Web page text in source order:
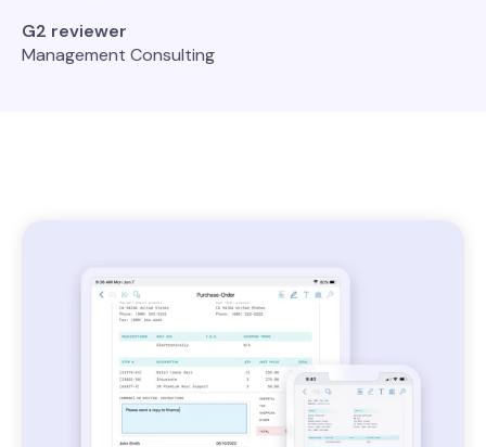
G2 reviewer
Management Consulting